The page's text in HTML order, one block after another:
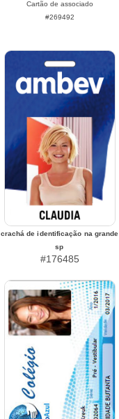
Cartão de associado
#269492
crachá de identificação na grande
sp
#176485